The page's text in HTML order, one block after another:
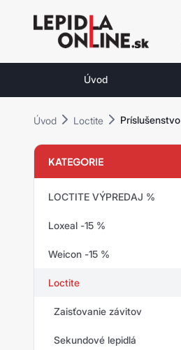
Priemyselné
lepidlá
Loctite
Úvod
Úvod Loctite Príslušenstvo
KATEGORIE
LOCTITE VÝPREDAJ %
Loxeal -15 %
Weicon -15 %
Loctite
Zaisťovanie závitov
Sekundové lepidlá